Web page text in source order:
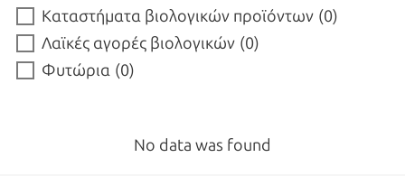
Καταστήματα βιολογικών προϊόντων (0)
Λαϊκές αγορές βιολογικών (0)
Φυτώρια (0)
No data was found